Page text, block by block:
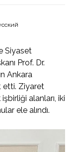
Siyaset
Prof. Dr.
Ankara
etti. Ziyaret
alanları, iki
ele alındı.